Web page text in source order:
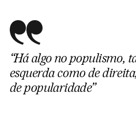
“Há algo no populismo,
esquerda como de
de popularidade”